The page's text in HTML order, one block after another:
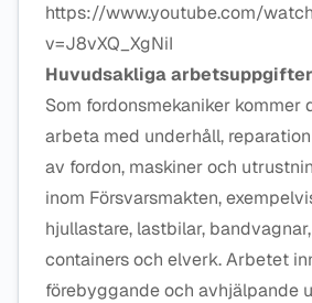
https://www.youtube.com/
v=J8vXQ_XgNiI
Huvudsakliga arbetsuppgifter
Som fordonsmekaniker kommer
arbeta med underhåll,
av fordon, maskiner och
inom Försvarsmakten,
hjullastare, lastbilar,
containers och elverk. Arbetet
förebyggande och avhjälpande